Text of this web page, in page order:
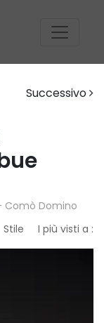
Successivo
Comò Domino
Stile I più visti a :